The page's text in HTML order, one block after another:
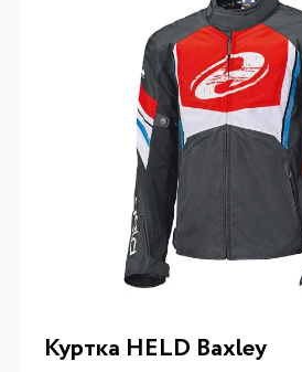
Куртка HELD Baxley